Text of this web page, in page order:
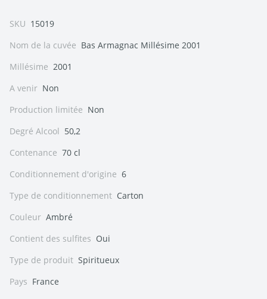
SKU 15019
Nom de la cuvée Bas Armagnac Millésime 2001
Millésime 2001
A venir Non
Production limitée Non
Degré Alcool 50,2
Contenance 70 cl
Conditionnement d'origine 6
Type de conditionnement Carton
Couleur Ambré
Contient des sulfites Oui
Type de produit Spiritueux
Pays France